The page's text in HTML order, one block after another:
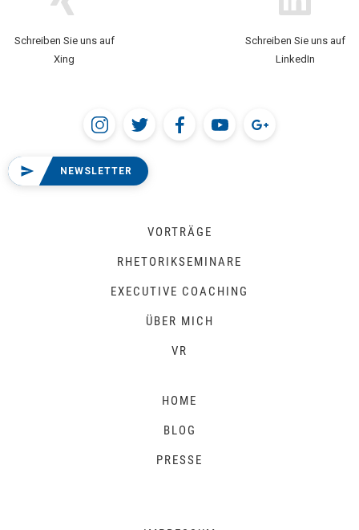
Schreiben Sie uns auf
Xing
Schreiben Sie uns auf
LinkedIn
NEWSLETTER
HOME
VORTRÄGE
RHETORIKSEMINARE
EXECUTIVE COACHING
ÜBER MICH
VR
BLOG
PRESSE